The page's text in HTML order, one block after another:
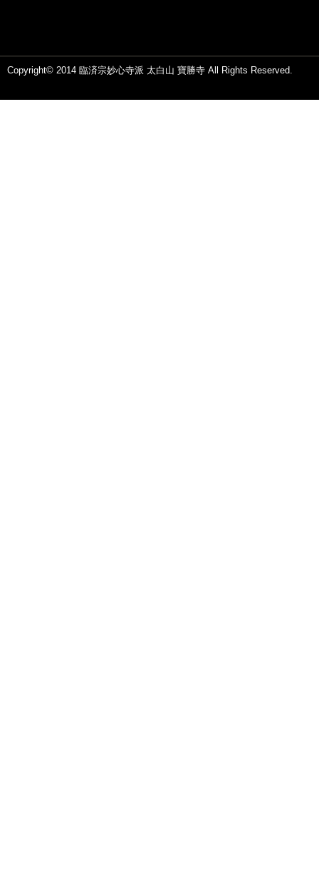
Copyright© 2014 臨済宗妙心寺派 太白山 寶勝寺 All Rights Reserved.